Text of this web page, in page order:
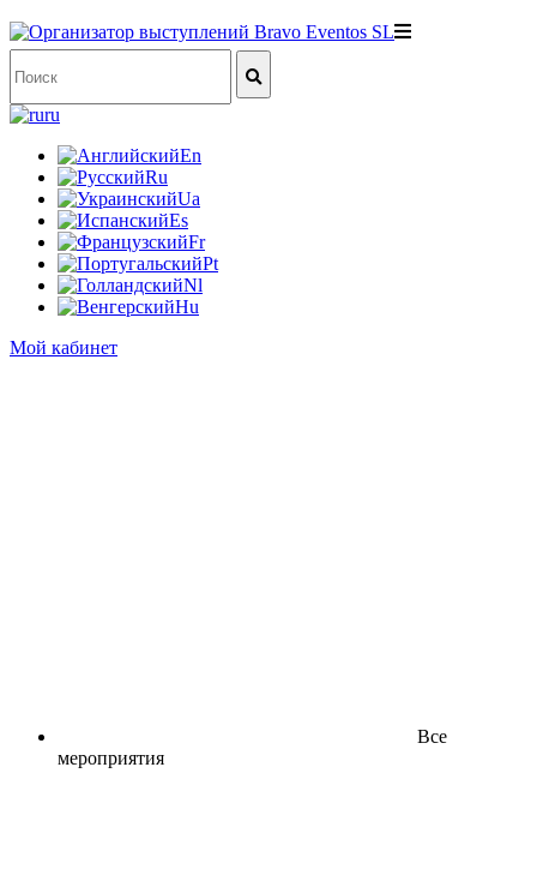
ru
En
Ru
Ua
Es
Fr
Pt
Nl
Hu
Мой кабинет
Все
мероприятия